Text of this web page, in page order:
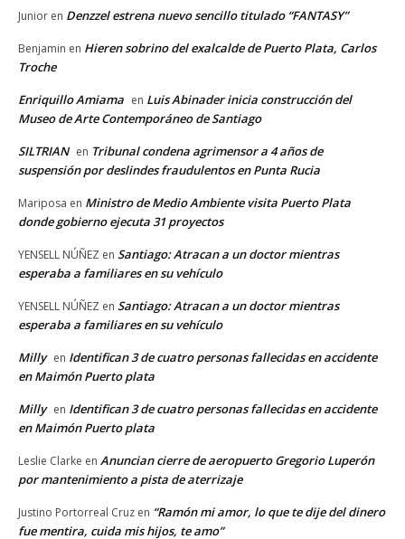
Junior en Denzzel estrena nuevo sencillo titulado “FANTASY”
Benjamin en Hieren sobrino del exalcalde de Puerto Plata, Carlos
Troche
Enriquillo Amiama en Luis Abinader inicia construcción del
Museo de Arte Contemporáneo de Santiago
SILTRIAN en Tribunal condena agrimensor a 4 años de
suspensión por deslindes fraudulentos en Punta Rucia
Mariposa en Ministro de Medio Ambiente visita Puerto Plata
donde gobierno ejecuta 31 proyectos
YENSELL NÚÑEZ en Santiago: Atracan a un doctor mientras
esperaba a familiares en su vehículo
YENSELL NÚÑEZ en Santiago: Atracan a un doctor mientras
esperaba a familiares en su vehículo
Milly en Identifican 3 de cuatro personas fallecidas en accidente
en Maimón Puerto plata
Milly en Identifican 3 de cuatro personas fallecidas en accidente
en Maimón Puerto plata
Leslie Clarke en Anuncian cierre de aeropuerto Gregorio Luperón
por mantenimiento a pista de aterrizaje
Justino Portorreal Cruz en “Ramón mi amor, lo que te dije del dinero
fue mentira, cuida mis hijos, te amo”